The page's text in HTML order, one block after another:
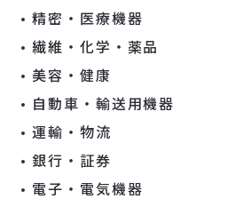
精密・医療機器
繊維・化学・薬品
美容・健康
自動車・輸送用機器
運輸・物流
銀行・証券
電子・電気機器